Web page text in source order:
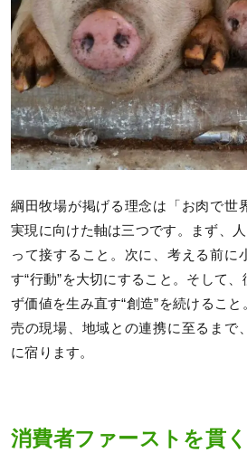
綱田牧場が掲げる理念は「お肉で世
実現に向けた軸は三つです。まず、
って接すること。次に、考える前に
す“行動”を大切にすること。そして
ず価値を生み直す“創造”を続けるこ
売の現場、地域との連携に至るまで
に宿ります。
消費者ファーストを貫